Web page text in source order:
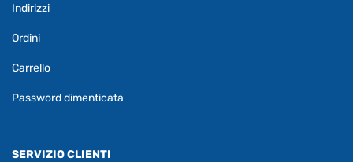
Indirizzi
Ordini
Carrello
Password dimenticata
SERVIZIO CLIENTI